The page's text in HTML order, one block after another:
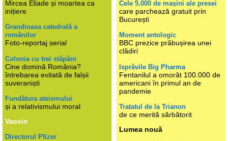
Mircea Eliade și moartea ca
inițiere
Grandioasa catedrală a
românilor
Foto-reportaj serial
Colonia cu trei stăpâni
Cine domină România?
întrebarea evitată de falșii
suveraniști
Fundătura ateismului
și a relativismului moral
Vaccin
Directorul Pfizer
Cele 5.000 de mașini ale presei
care parchează gratuit prin
București
Moment antologic
BBC prezice prăbușirea unei
clădiri
Isprăvile Big Pharma
Fentanilul a omorât 100.000 de
americani în primul an de
pandemie
Tratatul de la Trianon
de ce merită sărbătorit
Lumea nouă